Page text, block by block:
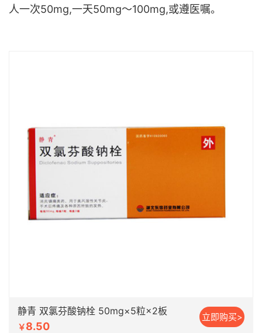
人一次50mg,一天50mg～100mg,或遵医嘱。
静青 双氯芬酸钠栓 50mg×5粒×2板
￥8.50
立即购买>